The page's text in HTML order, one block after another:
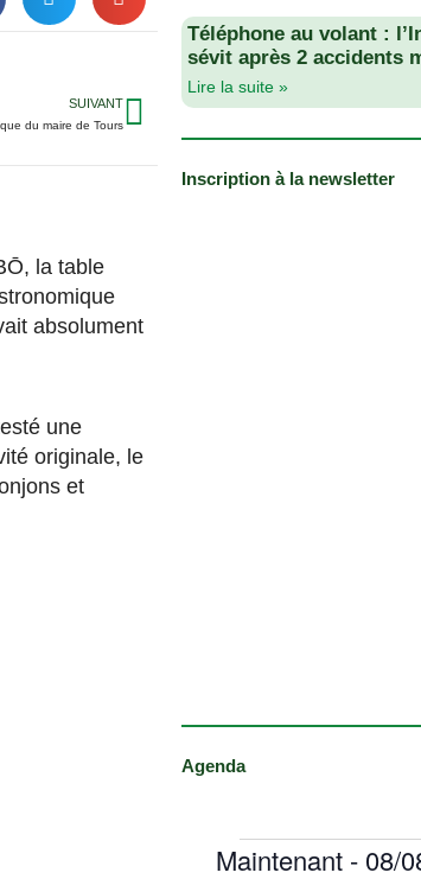
SUIVANT
du maire de Tours
la table
absolument
une
originale, le
et
Téléphone au volant :
sévit après 2 accidents
Lire la suite »
Inscription à la newsletter
Agenda
Maintenant - 08/